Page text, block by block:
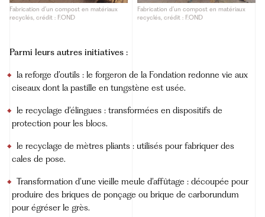
Fabrication d’un compost en matériaux
recyclés, crédit : F.OND
Fabrication d’un compost en matériaux
recyclés, crédit : F.OND
Parmi leurs autres initiatives :
la reforge d’outils : le forgeron de la Fondation redonne vie aux
ciseaux dont la pastille en tungstène est usée.
le recyclage d’élingues : transformées en dispositifs de
protection pour les blocs.
le recyclage de mètres pliants : utilisés pour fabriquer des
cales de pose.
Transformation d’une vieille meule d’affûtage : découpée pour
produire des briques de ponçage ou brique de carborundum
pour égréser le grès.